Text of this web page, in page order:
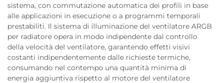
sistema, con commutazione automatica dei profili in base
alle applicazioni in esecuzione o a programmi temporali
prestabiliti. Il sistema di illuminazione del ventilatore ARGB
per radiatore opera in modo indipendente dal controllo
della velocità del ventilatore, garantendo effetti visivi
costanti indipendentemente dalle richieste termiche,
consumando nel contempo una quantità minima di
energia aggiuntiva rispetto al motore del ventilatore